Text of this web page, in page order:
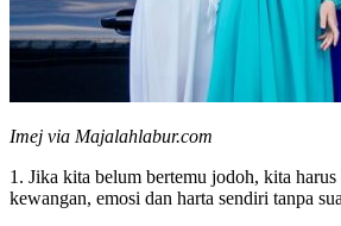
Imej via Majalahlabur.com
1. Jika kita belum bertemu jodoh, kita
kewangan, emosi dan harta sendiri tanpa